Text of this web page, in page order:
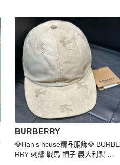
BURBERRY
💎Han's house精品服飾💎 BURBE
RRY 刺繡 戰馬 帽子 義大利製 現